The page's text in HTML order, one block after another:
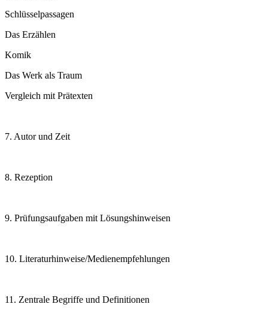
Schlüsselpassagen
Das Erzählen
Komik
Das Werk als Traum
Vergleich mit Prätexten
7. Autor und Zeit
8. Rezeption
9. Prüfungsaufgaben mit Lösungshinweisen
10. Literaturhinweise/Medienempfehlungen
11. Zentrale Begriffe und Definitionen